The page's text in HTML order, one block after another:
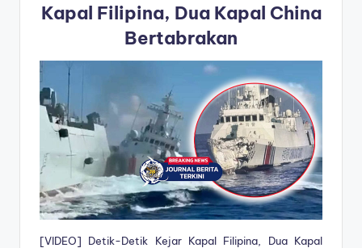
Kapal Filipina, Dua Kapal China
Bertabrakan
[VIDEO] Detik-Detik Kejar Kapal Filipina, Dua Kapal